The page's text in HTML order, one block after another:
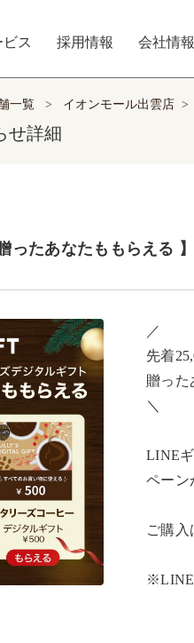
ス 採用情報 会社情報
一覧 > イオンモール出雲店 >
せ詳細
ったあなたももらえる ​】
／ ​
先着
贈った
＼ ​
LINE
ペーン
ご購入
※LINE